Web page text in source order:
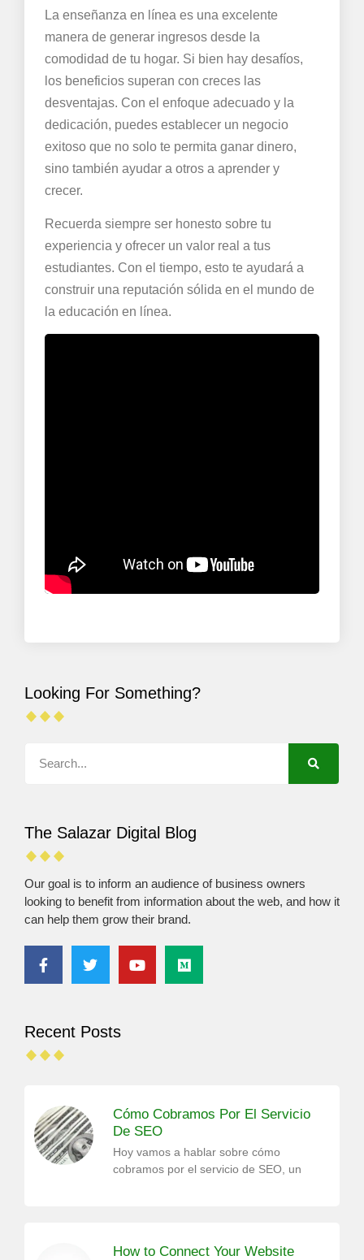
La enseñanza en línea es una excelente
manera de generar ingresos desde la
comodidad de tu hogar. Si bien hay desafíos,
los beneficios superan con creces las
desventajas. Con el enfoque adecuado y la
dedicación, puedes establecer un negocio
exitoso que no solo te permita ganar dinero,
sino también ayudar a otros a aprender y
crecer.
Recuerda siempre ser honesto sobre tu
experiencia y ofrecer un valor real a tus
estudiantes. Con el tiempo, esto te ayudará a
construir una reputación sólida en el mundo de
la educación en línea.
Looking For Something?
The Salazar Digital Blog
Our goal is to inform an audience of business owners
looking to benefit from information about the web, and how it
can help them grow their brand.
Recent Posts
Cómo Cobramos Por El Servicio
De SEO
Hoy vamos a hablar sobre cómo
cobramos por el servicio de SEO, un
How to Connect Your Website